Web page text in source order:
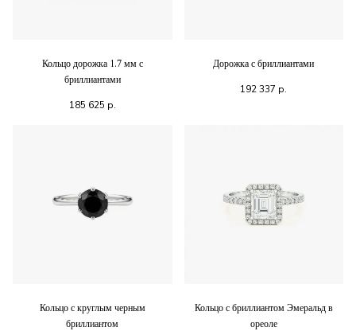
Кольцо дорожка 1.7 мм с
бриллиантами
185 625 р.
Дорожка с бриллиантами
192 337 р.
Кольцо с круглым черным
бриллиантом
Кольцо с бриллиантом Эмеральд в
ореоле